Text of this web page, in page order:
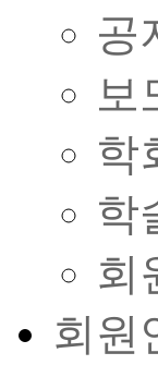
공
보
학
학
회
회원